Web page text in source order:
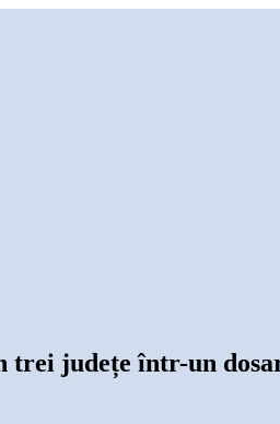
trei județe într-un